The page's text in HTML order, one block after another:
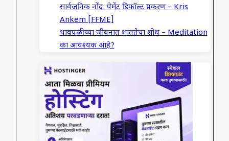
सार्वजनिक नोंद: पेमेंट डिफॉल्ट प्रकरण – Kris
Ankem [FFME]
धावपळीच्या जीवनात शांततेचा शोध – Meditation
का आवश्यक आहे?